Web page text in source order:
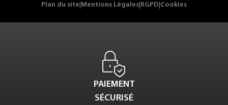
Plan du site Mentions Légales RGPD Cookies
PAIEMENT
SÉCURISÉ